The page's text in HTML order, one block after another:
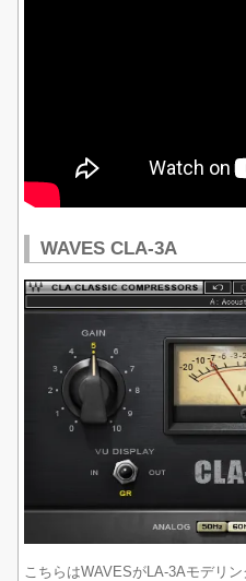
WAVES CLA-3A
こちらはWAVESがLA-3Aモデリン